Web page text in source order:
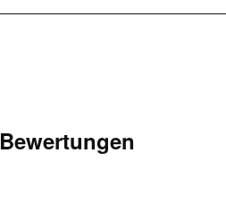
Bewertungen